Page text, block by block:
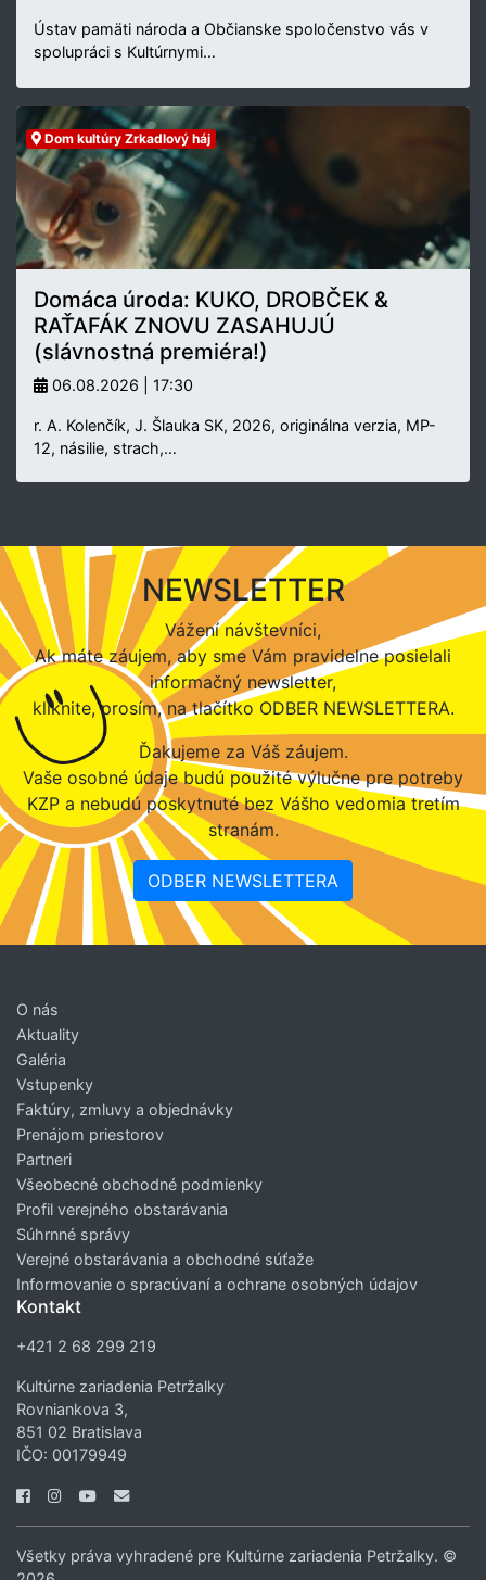
Ústav pamäti národa a Občianske spoločenstvo vás v
spolupráci s Kultúrnymi…
Dom kultúry Zrkadlový háj
Domáca úroda: KUKO, DROBČEK &
RAŤAFÁK ZNOVU ZASAHUJÚ
(slávnostná premiéra!)
06.08.2026 | 17:30
r. A. Kolenčík, J. Šlauka SK, 2026, originálna verzia, MP-
12, násilie, strach,…
NEWSLETTER
Vážení návštevníci,
Ak máte záujem, aby sme Vám pravidelne posielali
informačný newsletter,
kliknite, prosím, na tlačítko ODBER NEWSLETTERA.
Ďakujeme za Váš záujem.
Vaše osobné údaje budú použité výlučne pre potreby
KZP a nebudú poskytnuté bez Vášho vedomia tretím
stranám.
ODBER NEWSLETTERA
O nás
Aktuality
Galéria
Vstupenky
Faktúry, zmluvy a objednávky
Prenájom priestorov
Partneri
Všeobecné obchodné podmienky
Profil verejného obstarávania
Súhrnné správy
Verejné obstarávania a obchodné súťaže
Informovanie o spracúvaní a ochrane osobných údajov
Kontakt
+421 2 68 299 219
Kultúrne zariadenia Petržalky
Rovniankova 3,
851 02 Bratislava
IČO: 00179949
Všetky práva vyhradené pre Kultúrne zariadenia Petržalky. ©